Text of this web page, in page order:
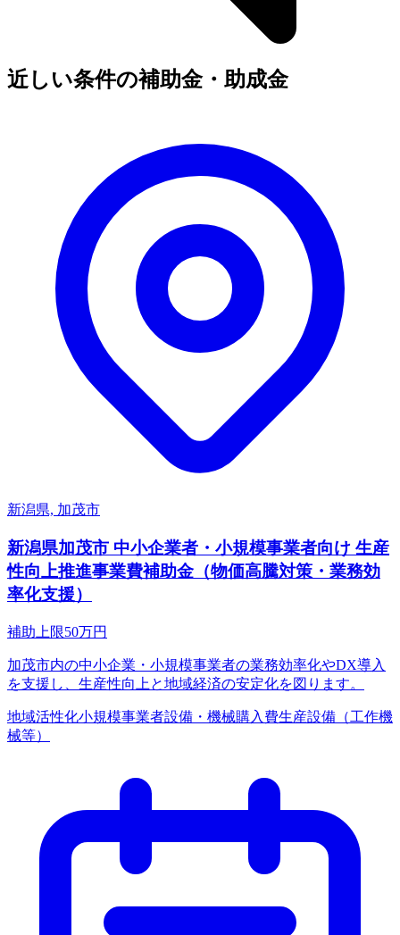
近しい条件の補助金・助成金
新潟県, 加茂市
新潟県加茂市 中小企業者・小規模事業者向け 生産
性向上推進事業費補助金（物価高騰対策・業務効
率化支援）
補助上限50万円
加茂市内の中小企業・小規模事業者の業務効率化やDX導入
を支援し、生産性向上と地域経済の安定化を図ります。
地域活性化小規模事業者設備・機械購入費生産設備（工作機
械等）